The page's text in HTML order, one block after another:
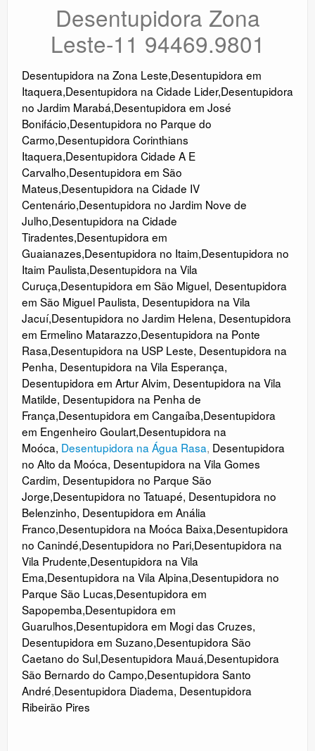
Desentupidora Zona
Leste-11 94469.9801
Desentupidora na Zona Leste,Desentupidora em
Itaquera,Desentupidora na Cidade Lider,Desentupidora
no Jardim Marabá,Desentupidora em José
Bonifácio,Desentupidora no Parque do
Carmo,Desentupidora Corinthians
Itaquera,Desentupidora Cidade A E
Carvalho,Desentupidora em São
Mateus,Desentupidora na Cidade IV
Centenário,Desentupidora no Jardim Nove de
Julho,Desentupidora na Cidade
Tiradentes,Desentupidora em
Guaianazes,Desentupidora no Itaim,Desentupidora no
Itaim Paulista,Desentupidora na Vila
Curuça,Desentupidora em São Miguel, Desentupidora
em São Miguel Paulista, Desentupidora na Vila
Jacuí,Desentupidora no Jardim Helena, Desentupidora
em Ermelino Matarazzo,Desentupidora na Ponte
Rasa,Desentupidora na USP Leste, Desentupidora na
Penha, Desentupidora na Vila Esperança,
Desentupidora em Artur Alvim, Desentupidora na Vila
Matilde, Desentupidora na Penha de
França,Desentupidora em Cangaíba,Desentupidora
em Engenheiro Goulart,Desentupidora na
Moóca, Desentupidora na Água Rasa, Desentupidora
no Alto da Moóca, Desentupidora na Vila Gomes
Cardim, Desentupidora no Parque São
Jorge,Desentupidora no Tatuapé, Desentupidora no
Belenzinho, Desentupidora em Anália
Franco,Desentupidora na Moóca Baixa,Desentupidora
no Canindé,Desentupidora no Pari,Desentupidora na
Vila Prudente,Desentupidora na Vila
Ema,Desentupidora na Vila Alpina,Desentupidora no
Parque São Lucas,Desentupidora em
Sapopemba,Desentupidora em
Guarulhos,Desentupidora em Mogi das Cruzes,
Desentupidora em Suzano,Desentupidora São
Caetano do Sul,Desentupidora Mauá,Desentupidora
São Bernardo do Campo,Desentupidora Santo
André,Desentupidora Diadema, Desentupidora
Ribeirão Pires